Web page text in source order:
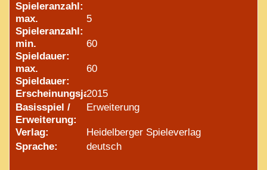
Spieleranzahl:
max.
Spieleranzahl:
5
min.
Spieldauer:
60
max.
Spieldauer:
60
Erscheinungsjahr:
2015
Basisspiel /
Erweiterung:
Erweiterung
Verlag:
Heidelberger Spieleverlag
Sprache:
deutsch